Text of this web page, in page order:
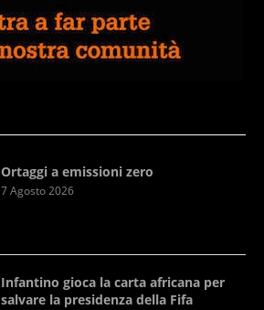
Ortaggi a emissioni zero
7 Agosto 2026
Infantino gioca la carta africana per
salvare la presidenza della Fifa